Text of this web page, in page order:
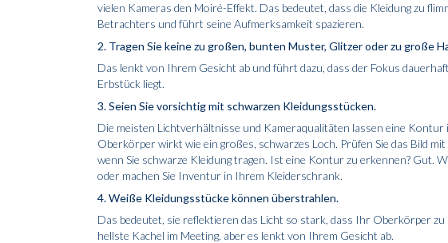
vielen Kameras den Moiré-Effekt. Das bedeutet, dass die Kleidung zu
Betrachters und führt seine Aufmerksamkeit spazieren.
2. Tragen Sie keine zu großen, bunten Muster, Glitzer oder zu große
Das lenkt von Ihrem Gesicht ab und führt dazu, dass der Fokus
Erbstück liegt.
3. Seien Sie vorsichtig mit schwarzen Kleidungsstücken.
Die meisten Lichtverhältnisse und Kameraqualitäten lassen eine
Oberkörper wirkt wie ein großes, schwarzes Loch. Prüfen Sie das Bild
wenn Sie schwarze Kleidung tragen. Ist eine Kontur zu erkennen? Gut.
oder machen Sie Inventur in Ihrem Kleiderschrank.
4. Weiße Kleidungsstücke können überstrahlen.
Das bedeutet, sie reflektieren das Licht so stark, dass Ihr Oberkörper zu
hellste Kachel im Meeting, aber es lenkt von Ihrem Gesicht ab.